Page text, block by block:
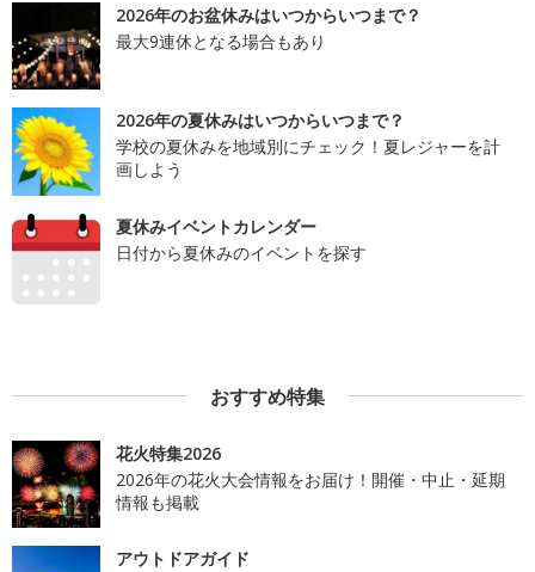
2026年のお盆休みはいつからいつまで？
最大9連休となる場合もあり
2026年の夏休みはいつからいつまで？
学校の夏休みを地域別にチェック！夏レジャーを計
画しよう
夏休みイベントカレンダー
日付から夏休みのイベントを探す
おすすめ特集
花火特集2026
2026年の花火大会情報をお届け！開催・中止・延期
情報も掲載
アウトドアガイド